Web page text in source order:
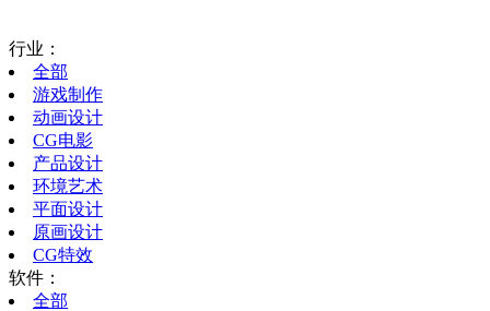
行业：
全部
游戏制作
动画设计
CG电影
产品设计
环境艺术
平面设计
原画设计
CG特效
软件：
全部